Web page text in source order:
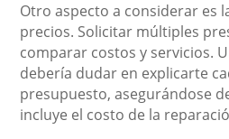
Otro aspecto a considerar es
precios. Solicitar múltiples
comparar costos y servicios.
debería dudar en explicarte
presupuesto, asegurándose
incluye el costo de la